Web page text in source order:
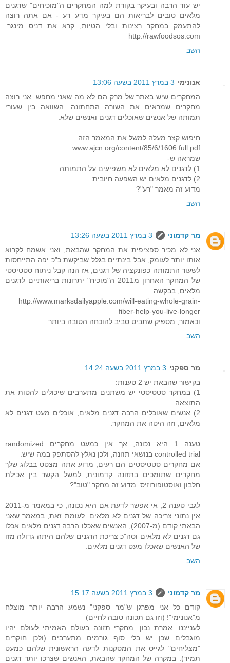
יש עוד הרבה ובעיקר בקורת למה המחקרים ה"מוכיחים" שדגנים
מלאים טובים לבריאות הם בעיקר מדע רע - אם אתה רוצה
להתעמק במחקר רצינות ובלי הטיות, קרא את דניס מינגר:
http://rawfoodsos.com
השב
אנונימי 3 במרץ 2011 בשעה 13:06
המחקרים שיש באתר של מרק הם לא מה שאני מחפש. אני רוצה
מחקרים שמראים את השורה התחתונה: השוואה בין שעורי
תמותה של אנשים שאוכלים דגנים ואנשים שלא.
חיפוש קצר מעלה למשל את המאמר הזה:
www.ajcn.org/content/85/6/1606.full.pdf
שמראה ש-
1) לדגנים לא מלאים לא משפיעים על התמותה.
2) לדגנים מלאים יש השפעה חיובית.
מדוע זה מאמר "רע"?
השב
מר קדמוני
3 במרץ 2011 בשעה 13:26
אני לא מכיר ספציפית את המחקר שהבאת, ואני אשמח לקרוא
אותו יותר לעומק, אבל בינתיים בגלל שביקשת כ"כ יפה התייחסות
לשעור התמותה כפונקציה של דגנים, אז הנה קבל ניתוח סטטיסטי
של המחקר האחרון מ2011 ה"מוכיח" יתרונות בריאותיים לדגנים
מלאים, בבקשה:
http://www.marksdailyapple.com/will-eating-whole-grain-
fiber-help-you-live-longer
וכאמור, מספיק שתביט סביב להוכחה הטובה ביותר...
השב
מר ספקני 3 במרץ 2011 בשעה 14:24
בקישור שהבאת יש 2 טענות:
1) במחקר סטטיסטי יש משתנים מתערבים שיכולים להטות את
התוצאה.
2) אנשים שאוכלים הרבה דגנים מלאים, אוכלים מעט דגנים לא
מלאים, וזה היטה את המחקר.
טענה 1 היא נכונה, אך אין כמעט מחקרים randomized
controlled trial בנושאי תזונה, ולכן נאלץ להסתפק במה שיש.
אם מחקרים סטטיסטים הם רעים, מדוע אתה מצטט בבלוג שלך
מחקרים שתומכים בתזונה קדמונית, למשל הקשר בין אכילת
חלבון ואוסטופורוזיס. מדוע זה מחקר "טוב"?
לגבי טענה 2, אי אפשר לדעת אם היא נכונה, כי במאמר מ-2011
אין נתוני צריכה של דגנים לא מלאים. לעומת זאת, במאמר שאני
הבאתי קודם (מ-2007), האנשים שאכלו הרבה דגנים מלאים אכלו
גם דגנים לא מלאים וסה"כ צריכת הדגנים שלהם היתה גדולה מזו
של האנשים שאכלו מעט דגנים מלאים.
השב
מר קדמוני
3 במרץ 2011 בשעה 15:17
קודם כל אני מפרגן ש"מר ספקני" נשמע הרבה יותר מוצלח
מ"אנונימי"! (וזו גם תכונה טובה לחיים)
לענייננו: אמרת נכון. מחקרי תזונה בעולם האמיתי לעולם יהיו
מוגבלים שכן יש בלי סוף גורמים מתערבים (ולכן חוקרים
"מצליחים" לגייס את המסקנות לדעה הראשונית שלהם כמעט
תמיד). במקרה של המחקר שהבאת, האנשים שצרכו יותר דגנים